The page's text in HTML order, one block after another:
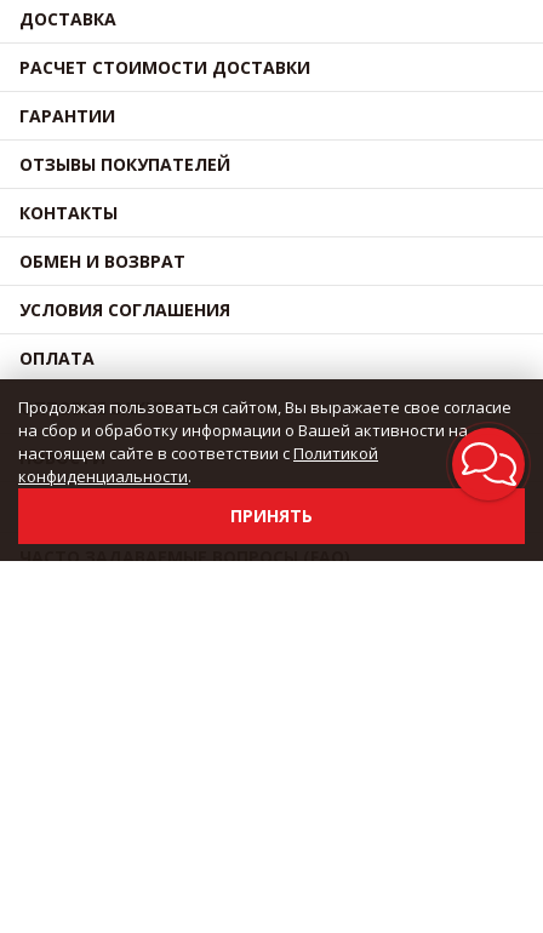
ДОСТАВКА
РАСЧЕТ СТОИМОСТИ ДОСТАВКИ
ГАРАНТИИ
ОТЗЫВЫ ПОКУПАТЕЛЕЙ
КОНТАКТЫ
ОБМЕН И ВОЗВРАТ
УСЛОВИЯ СОГЛАШЕНИЯ
ОПЛАТА
ОПТОВЫЕ ЗАКУПКИ
НОВОСТИ
ЧАСТО ЗАДАВАЕМЫЕ ВОПРОСЫ (FAQ)
Продолжая пользоваться сайтом, Вы выражаете свое согласие
на сбор и обработку информации о Вашей активности на
настоящем сайте в соответствии сПолитикой
конфиденциальности.
ПРИНЯТЬ